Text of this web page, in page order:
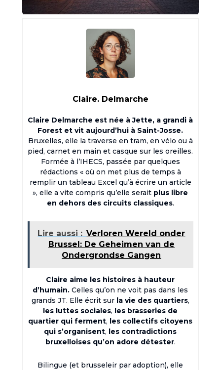
Claire. Delmarche
Claire Delmarche est née à Jette, a grandi à
Forest et vit aujourd’hui à Saint-Josse.
Bruxelles, elle la traverse en tram, en vélo ou à
pied, carnet en main et casque sur les oreilles.
Formée à l’IHECS, passée par quelques
rédactions « où on met plus de temps à
remplir un tableau Excel qu’à écrire un article
», elle a vite compris qu’elle serait plus libre
en dehors des circuits classiques.
Lire aussi : Verloren Wereld onder
Brussel: De Geheimen van de
Ondergrondse Gangen
Claire aime les histoires à hauteur
d’humain. Celles qu’on ne voit pas dans les
grands JT. Elle écrit sur la vie des quartiers,
les luttes sociales, les brasseries de
quartier qui ferment, les collectifs citoyens
qui s’organisent, les contradictions
bruxelloises qu’on adore détester.
Bilingue (et brusseleir par adoption), elle